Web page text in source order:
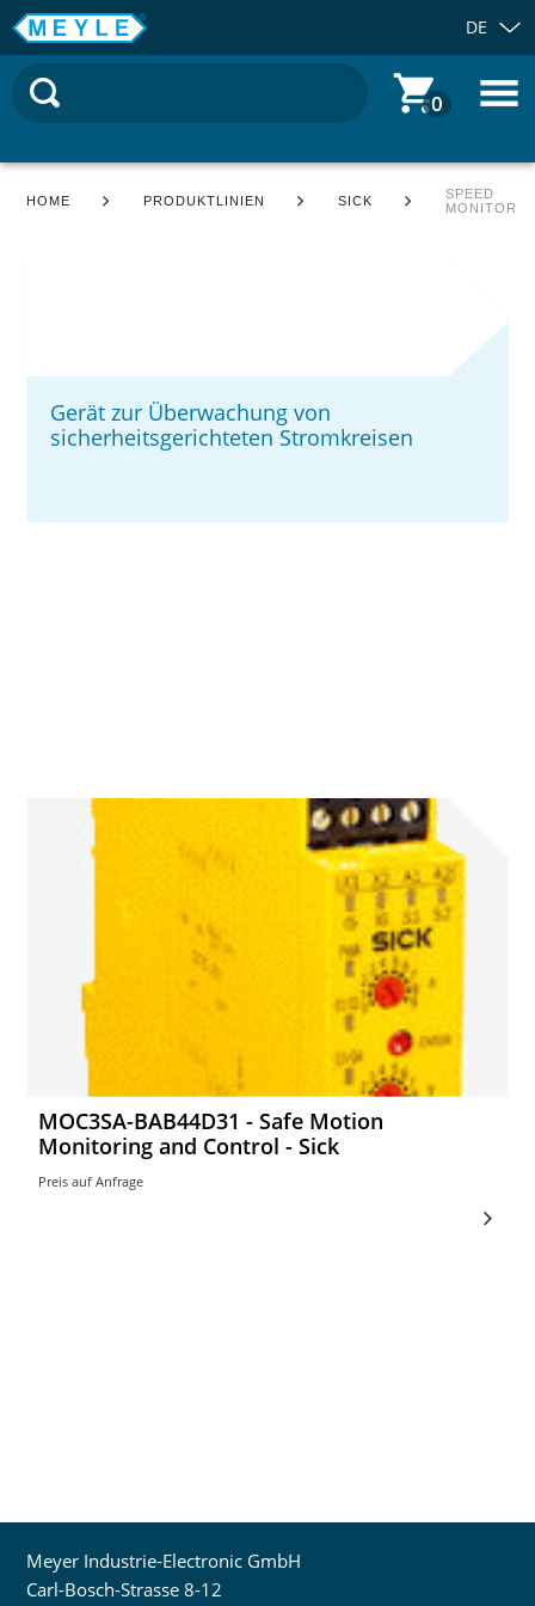
DE
0
HOME PRODUKTLINIEN SICK
SPEED
MONITOR
Gerät zur Überwachung von
sicherheitsgerichteten Stromkreisen
MOC3SA-BAB44D31 - Safe Motion
Monitoring and Control - Sick
Preis auf Anfrage
Meyer Industrie-Electronic GmbH
Carl-Bosch-Strasse 8-12